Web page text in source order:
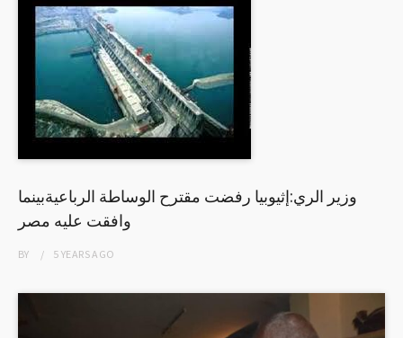
وزير الري:إثيوبيا رفضت مقترح الوساطة الرباعيةبينما
وافقت عليه مصر
BY 5 YEARSAGO